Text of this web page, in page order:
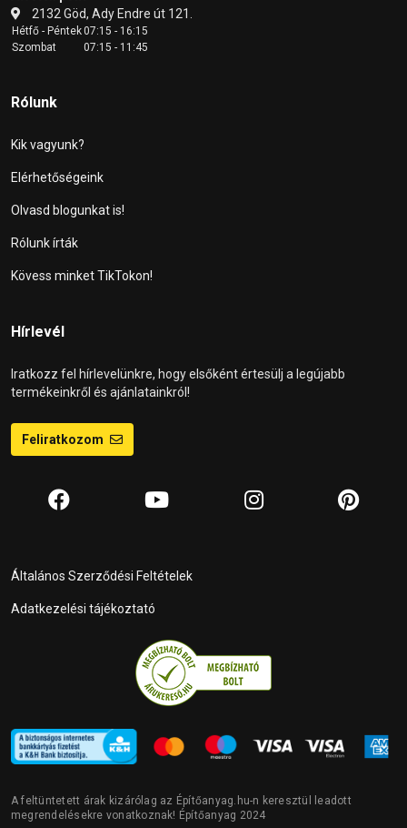
2132 Göd, Ady Endre út 121.
Hétfő - Péntek07:15 - 16:15
Szombat
07:15 - 11:45
Rólunk
Kik vagyunk?
Elérhetőségeink
Olvasd blogunkat is!
Rólunk írták
Kövess minket TikTokon!
Hírlevél
Iratkozz fel hírlevelünkre, hogy elsőként értesülj a legújabb
termékeinkről és ajánlatainkról!
Feliratkozom
Általános Szerződési Feltételek
Adatkezelési tájékoztató
A feltüntetett árak kizárólag az Építőanyag.hu-n keresztül leadott
megrendelésekre vonatkoznak! Építőanyag 2024